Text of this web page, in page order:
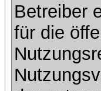
Betreiber
für die